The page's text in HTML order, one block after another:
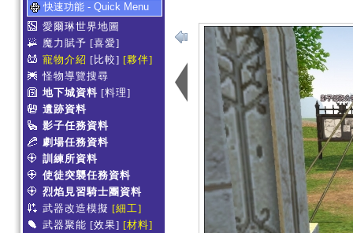
快速功能 - Quick Menu
愛爾琳世界地圖
魔力賦予 [喜愛]
寵物介紹 [比較] [夥伴]
怪物導覽搜尋
地下城資料 [料理]
遺跡資料
影子任務資料
劇場任務資料
訓練所資料
使徒突襲任務資料
烈焰見習騎士團資料
武器改造模擬 [細工]
武器聚能 [效果] [材料]